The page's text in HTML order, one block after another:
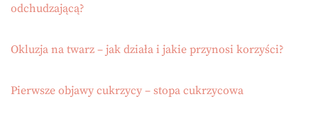
odchudzającą?
Okluzja na twarz – jak działa i jakie przynosi korzyści?
Pierwsze objawy cukrzycy – stopa cukrzycowa